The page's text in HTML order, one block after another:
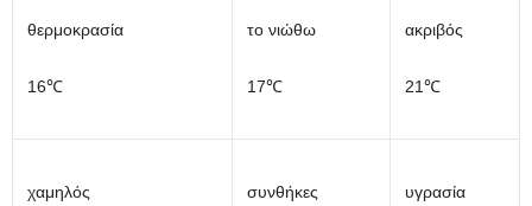
θερμοκρασία
16℃
το νιώθω
17℃
ακριβός
21℃
χαμηλός συνθήκες υγρασία